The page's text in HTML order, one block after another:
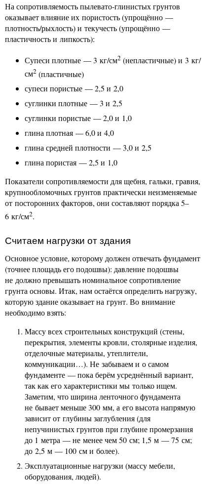
На сопротивляемость пылевато-глинистых грунтов
оказывает влияние их пористость (упрощённо —
плотность/рыхлость) и текучесть (упрощённо —
пластичность и липкость):
Супеси плотные — 3 кг/см2 (непластичные) и 3 кг/
см2 (пластичные)
супеси пористые — 2,5 и 2,0
суглинки плотные — 3 и 2,5
суглинки пористые — 2,0 и 1,0
глина плотная — 6,0 и 4,0
глина средней плотности — 3,0 и 2,5
глина пористая — 2,5 и 1,0
Показатели сопротивляемости для щебня, гальки, гравия,
крупнообломочных грунтов практически неизменяемые
от посторонних факторов, они составляют порядка 5–
6 кг/см2.
Считаем нагрузки от здания
Основное условие, которому должен отвечать фундамент
(точнее площадь его подошвы): давление подошвы
не должно превышать номинальное сопротивление
грунта основы. Итак, нам остаётся определить нагрузку,
которую здание оказывает на грунт. Во внимание
необходимо взять:
Массу всех строительных конструкций (стены,
перекрытия, элементы кровли, столярные изделия,
отделочные материалы, утеплители,
коммуникации…). Не забываем и о самом
фундаменте — пока берём усреднённый вариант,
так как его характеристики мы только ищем.
Заметим, что ширина ленточного фундамента
не бывает меньше 300 мм, а его высота напрямую
зависит от глубины заглубления (для
непучинистых грунтов при глубине промерзания
до 1 метра — не менее чем 50 см; 1,5 м — 75 см;
до 2,5 м — 100 см и более).
Эксплуатационные нагрузки (массу мебели,
оборудования, людей).